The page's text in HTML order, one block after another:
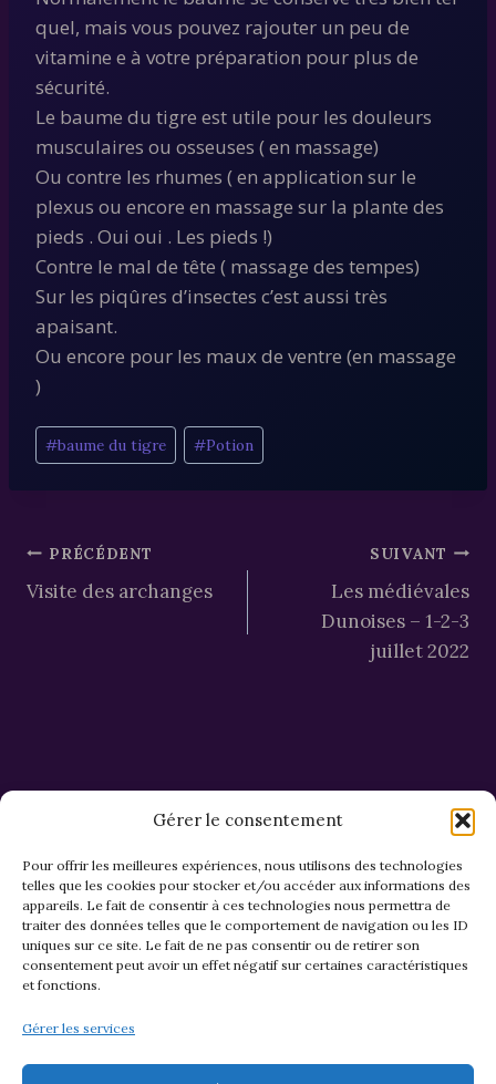
Gérer le consentement
Pour offrir les meilleures expériences, nous utilisons des technologies
telles que les cookies pour stocker et/ou accéder aux informations des
appareils. Le fait de consentir à ces technologies nous permettra de
traiter des données telles que le comportement de navigation ou les ID
uniques sur ce site. Le fait de ne pas consentir ou de retirer son
consentement peut avoir un effet négatif sur certaines caractéristiques
et fonctions.
Gérer les services
quel, mais vous pouvez rajouter un peu de
vitamine e à votre préparation pour plus de
sécurité.
Le baume du tigre est utile pour les douleurs
musculaires ou osseuses ( en massage)
Ou contre les rhumes ( en application sur le
plexus ou encore en massage sur la plante des
pieds . Oui oui . Les pieds !)
Contre le mal de tête ( massage des tempes)
Sur les piqûres d’insectes c’est aussi très
apaisant.
Ou encore pour les maux de ventre (en massage
)
Étiquettes
de
#baume du tigre #Potion
Navigation
de
PRÉCÉDENT
Visite des archanges
SUIVANT
Les médiévales
Dunoises – 1-2-3
juillet 2022
CGV et Retours